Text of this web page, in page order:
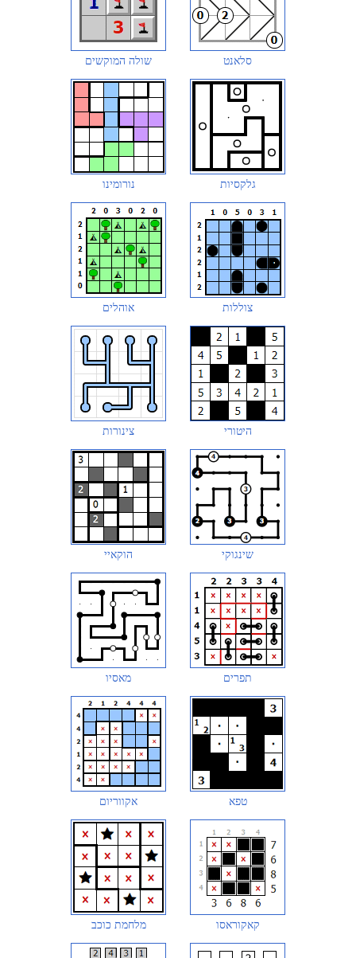
שולה המוקשים סלאנט
נורומינו גלקסיות
אוהלים צוללות
צינורות היטורי
הוקאיי שינגוקי
מאסיו תפרים
אקווריום טפא
מלחמת כוכב קאקוראסו